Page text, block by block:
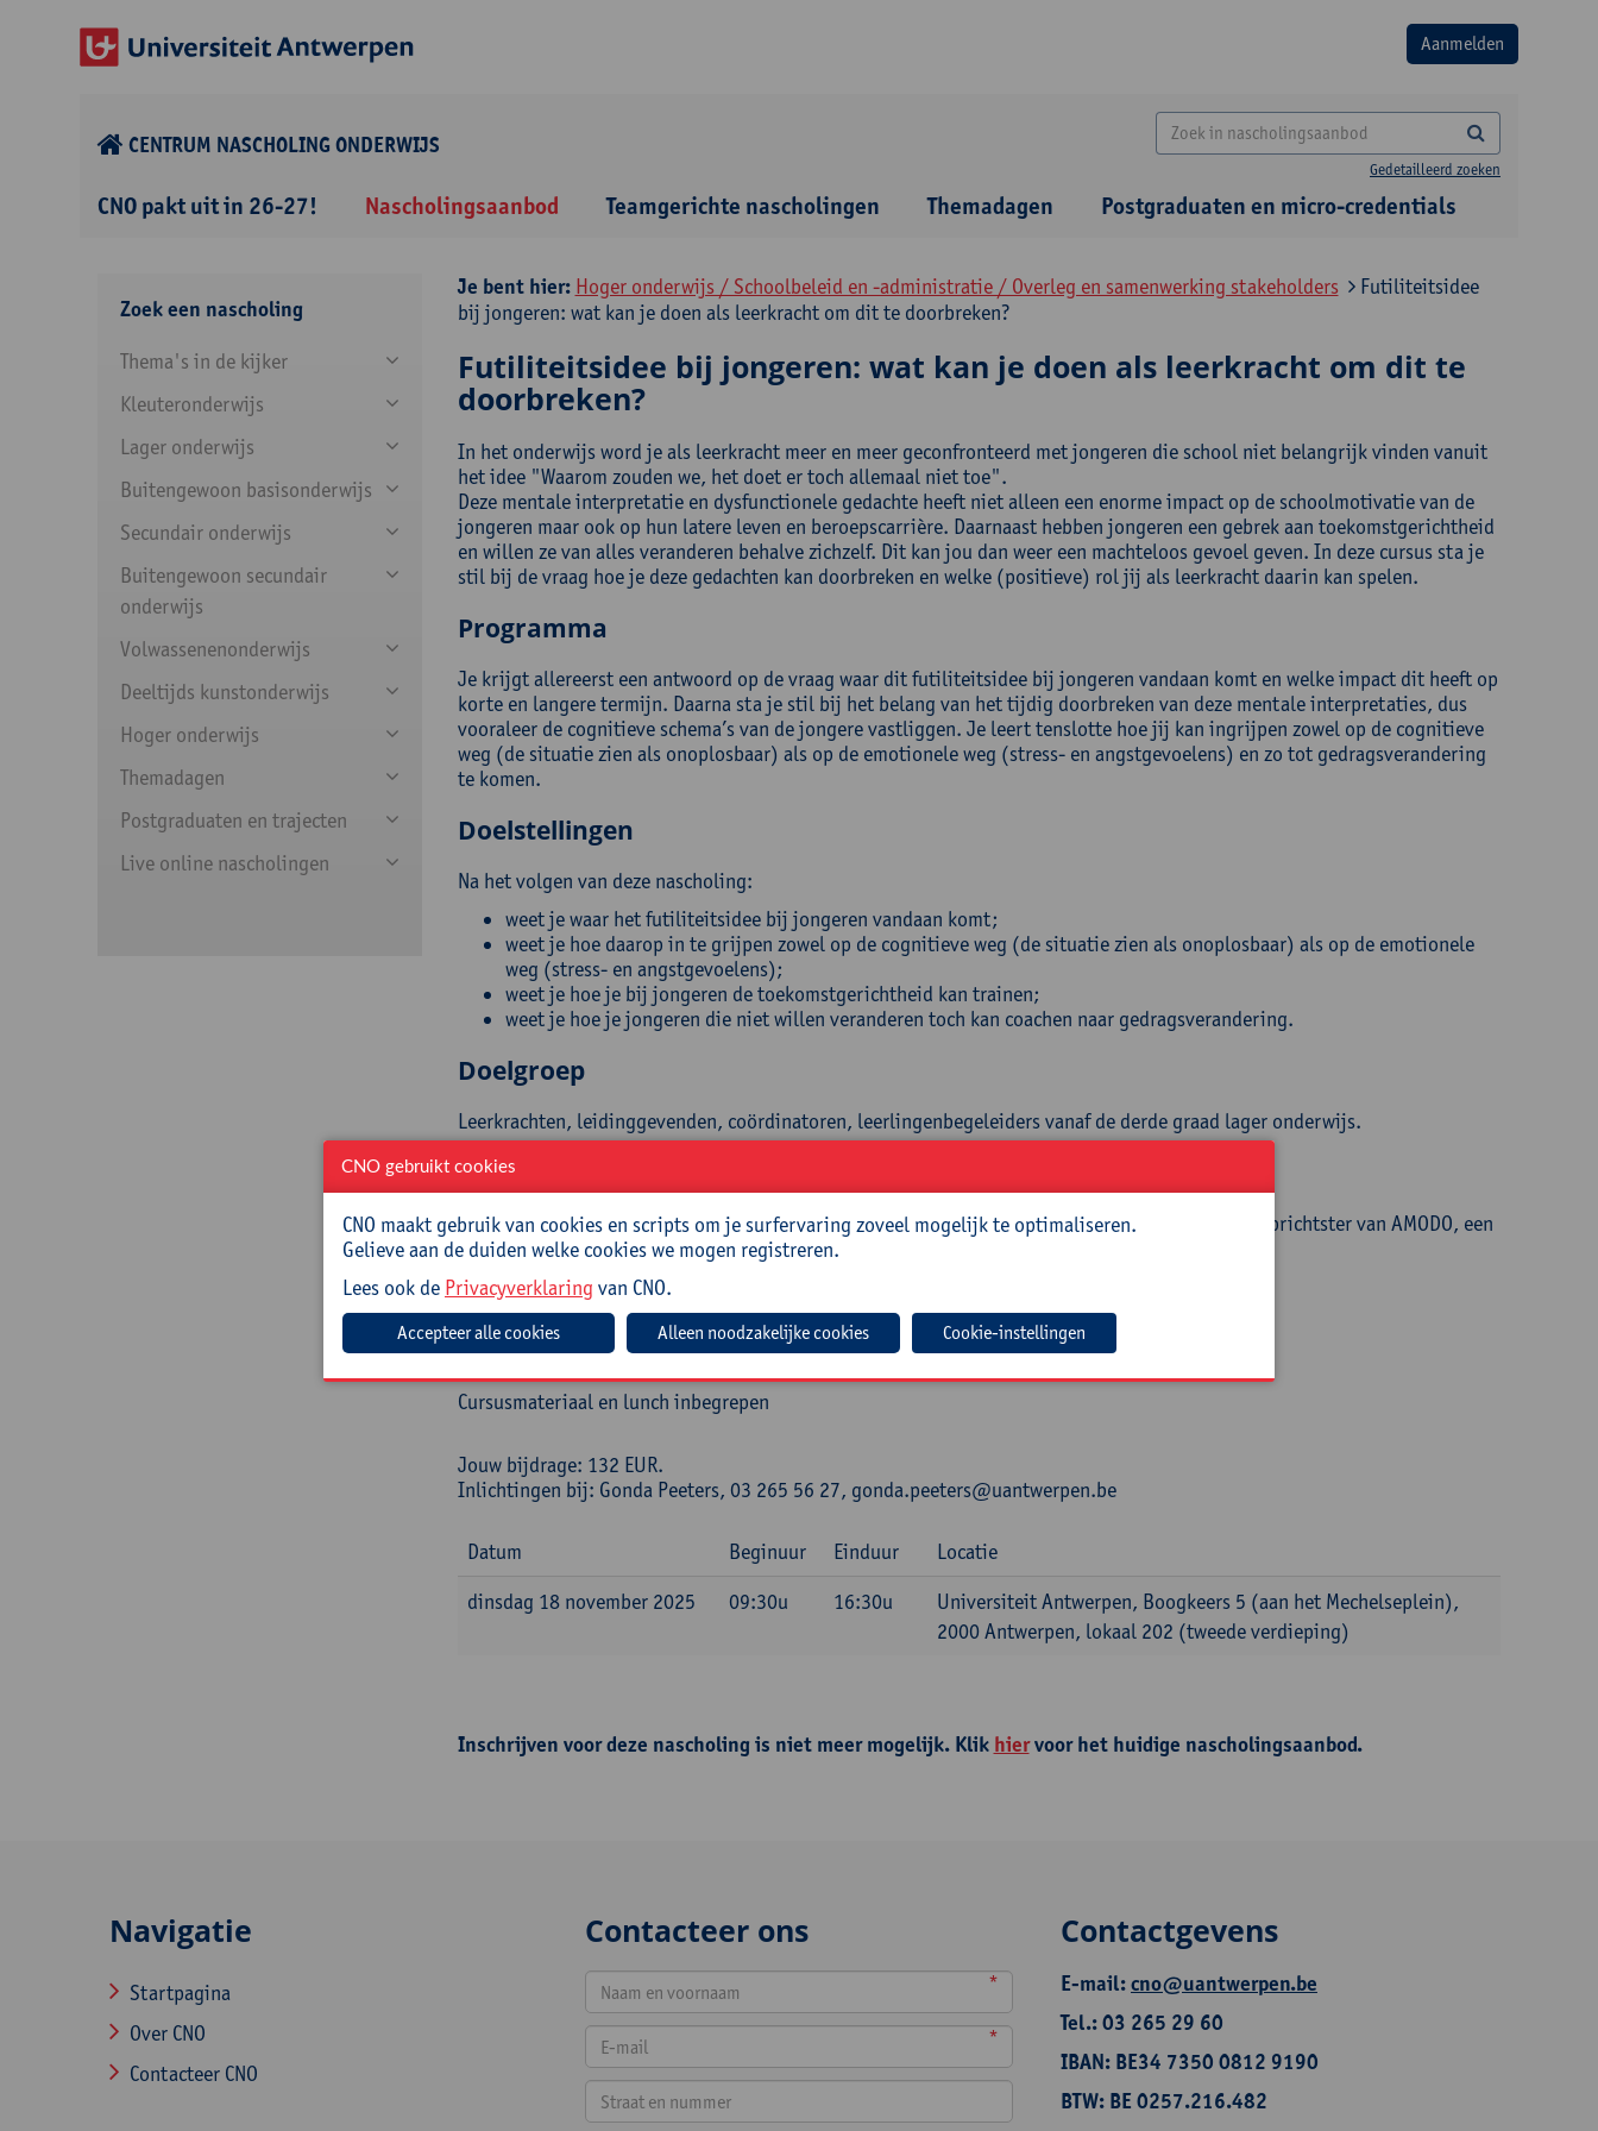
CENTRUM NASCHOLING ONDERWIJS
Gedetailleerd zoeken
CNO pakt uit in 26-27! Nascholingsaanbod Teamgerichte nascholingen Themadagen Postgraduaten en micro-credentials
Zoek een nascholing
Thema's in de kijker
Kleuteronderwijs
Lager onderwijs
Buitengewoon basisonderwijs
Secundair onderwijs
Buitengewoon secundair
onderwijs
Volwassenenonderwijs
Deeltijds kunstonderwijs
Hoger onderwijs
Themadagen
Postgraduaten en trajecten
Live online nascholingen
Je bent hier: Hoger onderwijs / Schoolbeleid en -administratie / Overleg en samenwerking stakeholders
Futiliteitsidee
bij jongeren: wat kan je doen als leerkracht om dit te doorbreken?
Futiliteitsidee bij jongeren: wat kan je doen als leerkracht om dit te
doorbreken?
In het onderwijs word je als leerkracht meer en meer geconfronteerd met jongeren die school niet belangrijk vinden vanuit
het idee "Waarom zouden we, het doet er toch allemaal niet toe".
Deze mentale interpretatie en dysfunctionele gedachte heeft niet alleen een enorme impact op de schoolmotivatie van de
jongeren maar ook op hun latere leven en beroepscarrière. Daarnaast hebben jongeren een gebrek aan toekomstgerichtheid
en willen ze van alles veranderen behalve zichzelf. Dit kan jou dan weer een machteloos gevoel geven. In deze cursus sta je
stil bij de vraag hoe je deze gedachten kan doorbreken en welke (positieve) rol jij als leerkracht daarin kan spelen.
Programma
Je krijgt allereerst een antwoord op de vraag waar dit futiliteitsidee bij jongeren vandaan komt en welke impact dit heeft op
korte en langere termijn. Daarna sta je stil bij het belang van het tijdig doorbreken van deze mentale interpretaties, dus
vooraleer de cognitieve schema’s van de jongere vastliggen. Je leert tenslotte hoe jij kan ingrijpen zowel op de cognitieve
weg (de situatie zien als onoplosbaar) als op de emotionele weg (stress- en angstgevoelens) en zo tot gedragsverandering
te komen.
Doelstellingen
Na het volgen van deze nascholing:
weet je waar het futiliteitsidee bij jongeren vandaan komt;
weet je hoe daarop in te grijpen zowel op de cognitieve weg (de situatie zien als onoplosbaar) als op de emotionele
weg (stress- en angstgevoelens);
weet je hoe je bij jongeren de toekomstgerichtheid kan trainen;
weet je hoe je jongeren die niet willen veranderen toch kan coachen naar gedragsverandering.
Doelgroep
Leerkrachten, leidinggevenden, coördinatoren, leerlingenbegeleiders vanaf de derde graad lager onderwijs.
Begeleiding
Dominique Roos is reeds decennialang werkzaam in de onderwijs- en managementwereld. Zij is oprichtster van AMODO, een
Centrum voor Vorming, Counseling, Bemiddeling en Therapie.
Praktisch
Cursuscode:25/OND/166A
Cursusmateriaal en lunch inbegrepen
Jouw bijdrage: 132 EUR.
Inlichtingen bij: Gonda Peeters, 03 265 56 27, gonda.peeters@uantwerpen.be
Datum Beginuur Einduur
Locatie
dinsdag 18 november 2025
09:30u 16:30u
Universiteit Antwerpen, Boogkeers 5 (aan het Mechelseplein),
2000 Antwerpen, lokaal 202 (tweede verdieping)
Inschrijven voor deze nascholing is niet meer mogelijk. Klik hiervoor het huidige nascholingsaanbod.
Navigatie
Startpagina
Over CNO
Contacteer CNO
Contacteer ons
*
*
Contactgevens
E-mail:cno@uantwerpen.be
Tel.: 03 265 29 60
IBAN: BE34 7350 0812 9190
BTW: BE 0257.216.482
CNO gebruikt cookies
CNO maakt gebruik van cookies en scripts om je surfervaring zoveel mogelijk te optimaliseren.
Gelieve aan de duiden welke cookies we mogen registreren.
Lees ook de Privacyverklaring van CNO.
Cookie-instellingen